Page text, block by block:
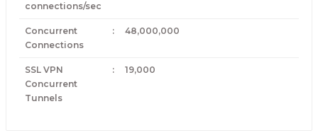
connections/sec
Concurrent
Connections
: 48,000,000
SSL VPN
Concurrent
Tunnels
: 19,000